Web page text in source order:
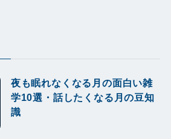
夜も眠れなくなる月の面白い雑
学10選・話したくなる月の豆知
識